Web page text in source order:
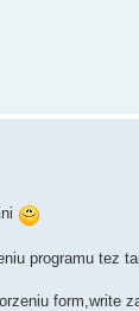
programu tez
form,write